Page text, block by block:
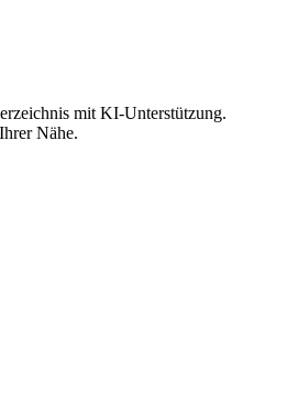
mit KI-Unterstützung.
Nähe.